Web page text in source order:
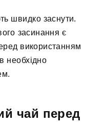
швидко заснути.
засинання є
використанням
необхідно
чай перед